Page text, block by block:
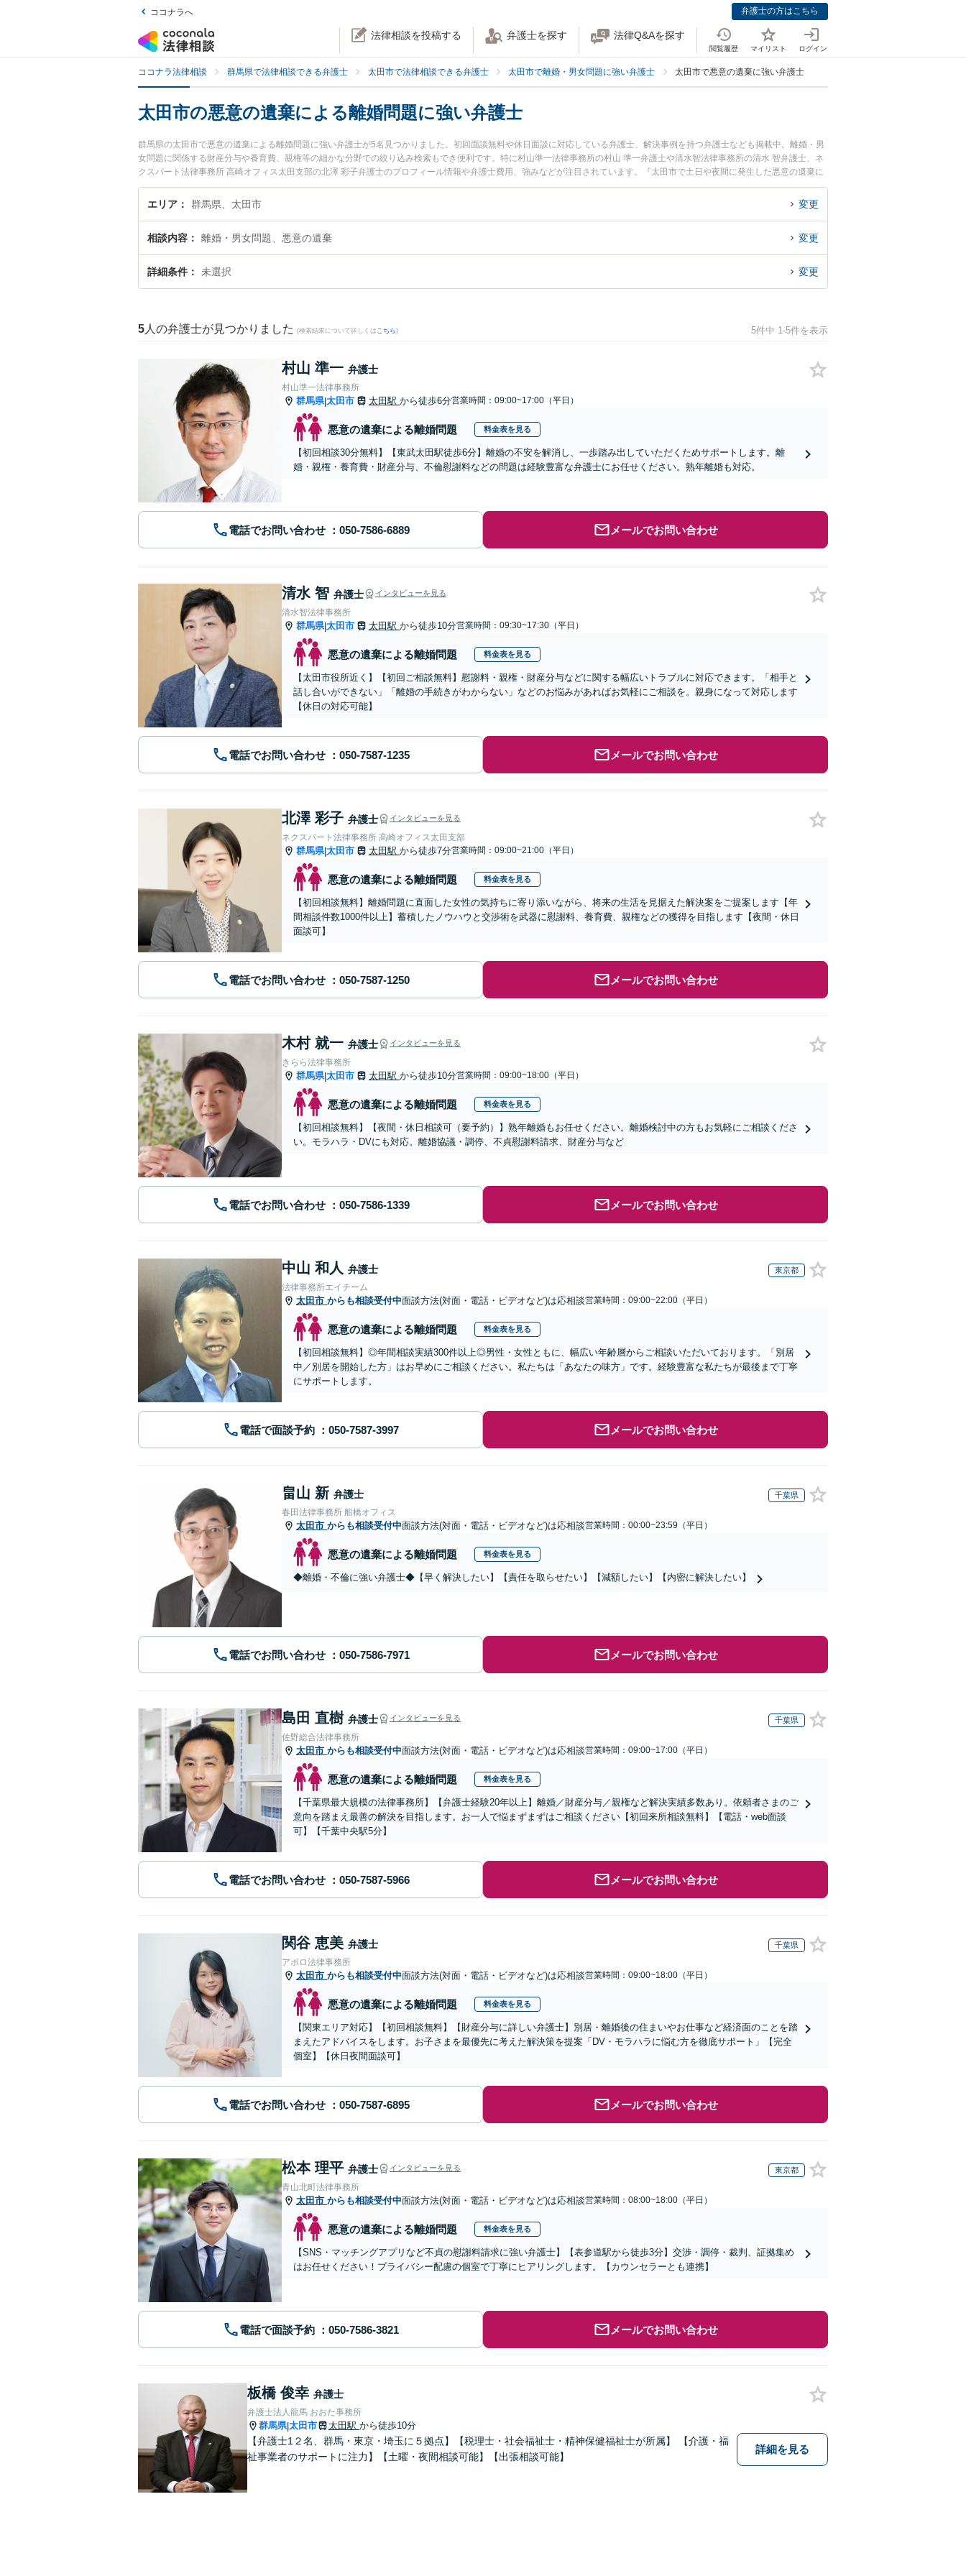
ココナラへ 弁護士の方はこちら
法律相談を投稿する 弁護士を探す 法律Q&Aを探す
閲覧履歴 マイリスト ログイン
ココナラ法律相談 群馬県で法律相談できる弁護士 太田市で法律相談できる弁護士 太田市で離婚・男女問題に強い弁護士 太田市で悪意の遺棄に強い弁護士
太田市の悪意の遺棄による離婚問題に強い弁護士
群馬県の太田市で悪意の遺棄による離婚問題に強い弁護士が5名見つかりました。初回面談無料や休日面談に対応している弁護士、解決事例を持つ弁護士なども掲載中。離婚・男
女問題に関係する財産分与や養育費、親権等の細かな分野での絞り込み検索もでき便利です。特に村山準一法律事務所の村山 準一弁護士や清水智法律事務所の清水 智弁護士、ネ
クスパート法律事務所 高崎オフィス太田支部の北澤 彩子弁護士のプロフィール情報や弁護士費用、強みなどが注目されています。『太田市で土日や夜間に発生した悪意の遺棄に
よる離婚問題のトラブルを今すぐに弁護士に相談したい』『悪意の遺棄による離婚問題のトラブル解決の実績豊富な近くの弁護士を検索したい』『初回相談無料で悪意の遺棄によ
る離婚問題を法律相談できる太田市内の弁護士に相談予約したい』などでお困りの相談者さんにおすすめです。
エリア 群馬県、太田市 変更
相談内容 離婚・男女問題、悪意の遺棄 変更
詳細条件 未選択 変更
5 人の弁護士が見つかりました (検索結果について詳しくは こちら) 5件中 1-5件を表示
村山 準一 弁護士
村山準一法律事務所
群馬県|太田市 太田駅 から徒歩6分営業時間：09:00~17:00（平日）
悪意の遺棄による離婚問題 料金表を見る
【初回相談30分無料】【東武太田駅徒歩6分】離婚の不安を解消し、一歩踏み出していただくためサポートします。離
婚・親権・養育費・財産分与、不倫慰謝料などの問題は経験豊富な弁護士にお任せください。熟年離婚も対応。
電話でお問い合わせ メールでお問い合わせ
清水 智 弁護士 インタビューを見る
清水智法律事務所
群馬県|太田市 太田駅 から徒歩10分営業時間：09:30~17:30（平日）
悪意の遺棄による離婚問題 料金表を見る
【太田市役所近く】【初回ご相談無料】慰謝料・親権・財産分与などに関する幅広いトラブルに対応できます。「相手と
話し合いができない」「離婚の手続きがわからない」などのお悩みがあればお気軽にご相談を。親身になって対応します
【休日の対応可能】
電話でお問い合わせ メールでお問い合わせ
北澤 彩子 弁護士 インタビューを見る
ネクスパート法律事務所 高崎オフィス太田支部
群馬県|太田市 太田駅 から徒歩7分営業時間：09:00~21:00（平日）
悪意の遺棄による離婚問題 料金表を見る
【初回相談無料】離婚問題に直面した女性の気持ちに寄り添いながら、将来の生活を見据えた解決案をご提案します【年
間相談件数1000件以上】蓄積したノウハウと交渉術を武器に慰謝料、養育費、親権などの獲得を目指します【夜間・休日
面談可】
電話でお問い合わせ メールでお問い合わせ
木村 就一 弁護士 インタビューを見る
きらら法律事務所
群馬県|太田市 太田駅 から徒歩10分営業時間：09:00~18:00（平日）
悪意の遺棄による離婚問題 料金表を見る
【初回相談無料】【夜間・休日相談可（要予約）】熟年離婚もお任せください。離婚検討中の方もお気軽にご相談くださ
い。モラハラ・DVにも対応。離婚協議・調停、不貞慰謝料請求、財産分与など
電話でお問い合わせ メールでお問い合わせ
中山 和人 弁護士 東京都
法律事務所エイチーム
太田市 からも相談受付中面談方法(対面・電話・ビデオなど)は応相談営業時間：09:00~22:00（平日）
悪意の遺棄による離婚問題 料金表を見る
【初回相談無料】◎年間相談実績300件以上◎男性・女性ともに、幅広い年齢層からご相談いただいております。「別居
中／別居を開始した方」はお早めにご相談ください。私たちは「あなたの味方」です。経験豊富な私たちが最後まで丁寧
にサポートします。
電話で面談予約 メールでお問い合わせ
畠山 新 弁護士 千葉県
春田法律事務所 船橋オフィス
太田市 からも相談受付中面談方法(対面・電話・ビデオなど)は応相談営業時間：00:00~23:59（平日）
悪意の遺棄による離婚問題 料金表を見る
◆離婚・不倫に強い弁護士◆【早く解決したい】【責任を取らせたい】【減額したい】【内密に解決したい】
電話でお問い合わせ メールでお問い合わせ
島田 直樹 弁護士 インタビューを見る 千葉県
佐野総合法律事務所
太田市 からも相談受付中面談方法(対面・電話・ビデオなど)は応相談営業時間：09:00~17:00（平日）
悪意の遺棄による離婚問題 料金表を見る
【千葉県最大規模の法律事務所】【弁護士経験20年以上】離婚／財産分与／親権など解決実績多数あり。依頼者さまのご
意向を踏まえ最善の解決を目指します。お一人で悩まずまずはご相談ください【初回来所相談無料】【電話・web面談
可】【千葉中央駅5分】
電話でお問い合わせ メールでお問い合わせ
関谷 恵美 弁護士 千葉県
アポロ法律事務所
太田市 からも相談受付中面談方法(対面・電話・ビデオなど)は応相談営業時間：09:00~18:00（平日）
悪意の遺棄による離婚問題 料金表を見る
【関東エリア対応】【初回相談無料】【財産分与に詳しい弁護士】別居・離婚後の住まいやお仕事など経済面のことを踏
まえたアドバイスをします。お子さまを最優先に考えた解決策を提案「DV・モラハラに悩む方を徹底サポート」【完全
個室】【休日夜間面談可】
電話でお問い合わせ メールでお問い合わせ
松本 理平 弁護士 インタビューを見る 東京都
青山北町法律事務所
太田市 からも相談受付中面談方法(対面・電話・ビデオなど)は応相談営業時間：08:00~18:00（平日）
悪意の遺棄による離婚問題 料金表を見る
【SNS・マッチングアプリなど不貞の慰謝料請求に強い弁護士】【表参道駅から徒歩3分】交渉・調停・裁判、証拠集め
はお任せください！プライバシー配慮の個室で丁寧にヒアリングします。【カウンセラーとも連携】
電話で面談予約 メールでお問い合わせ
板橋 俊幸 弁護士
弁護士法人龍馬 おおた事務所
群馬県|太田市 太田駅 から徒歩10分
【弁護士1２名、群馬・東京・埼玉に５拠点】【税理士・社会福祉士・精神保健福祉士が所属】 【介護・福
祉事業者のサポートに注力】【土曜・夜間相談可能】【出張相談可能】
詳細を見る